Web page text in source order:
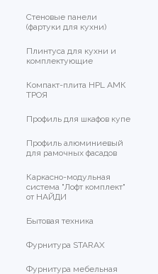
Стеновые панели
(фартуки для кухни)
Плинтуса для кухни и
комплектующие
Компакт-плита HPL АМК
ТРОЯ
Профиль для шкафов купе
Профиль алюминиевый
для рамочных фасадов
Каркасно-модульная
система "Лофт комплект"
от НАЙДИ
Бытовая техника
Фурнитура STARAX
Фурнитура мебельная